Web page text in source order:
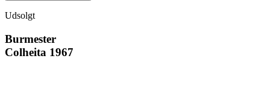
Udsolgt
Burmester
Colheita 1967